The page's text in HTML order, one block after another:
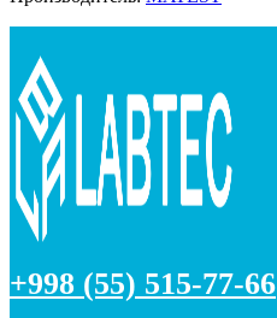
+998 (55) 515-77-66